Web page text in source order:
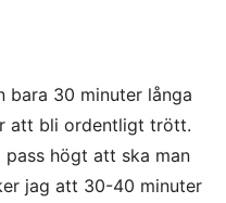
bara 30 minuter långa
att bli ordentligt trött.
högt att ska man
jag att 30-40 minuter